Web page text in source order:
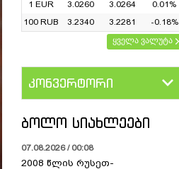
1 EUR
3.0260 3.0264
0.01%
100 RUB
3.2340 3.2281
-0.18%
ყველა ვალუტა
კონვერტორი
ᲑᲝᲚᲝ ᲡᲘᲐᲮᲚᲔᲔᲑᲘ
07.08.2026 / 00:08
2008 წლის რუსეთ-